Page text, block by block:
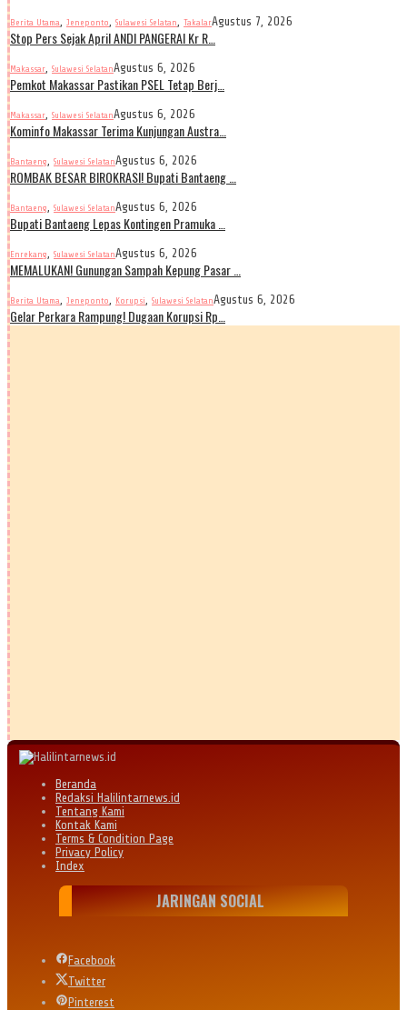
Berita Utama, Jeneponto, Sulawesi Selatan, TakalarAgustus 7, 2026
Stop Pers Sejak April ANDI PANGERAI Kr R…
Makassar, Sulawesi SelatanAgustus 6, 2026
Pemkot Makassar Pastikan PSEL Tetap Berj…
Makassar, Sulawesi SelatanAgustus 6, 2026
Kominfo Makassar Terima Kunjungan Austra…
Bantaeng, Sulawesi SelatanAgustus 6, 2026
ROMBAK BESAR BIROKRASI! Bupati Bantaeng …
Bantaeng, Sulawesi SelatanAgustus 6, 2026
Bupati Bantaeng Lepas Kontingen Pramuka …
Enrekang, Sulawesi SelatanAgustus 6, 2026
MEMALUKAN! Gunungan Sampah Kepung Pasar …
Berita Utama, Jeneponto, Korupsi, Sulawesi SelatanAgustus 6, 2026
Gelar Perkara Rampung! Dugaan Korupsi Rp…
Beranda
Redaksi Halilintarnews.id
Tentang Kami
Kontak Kami
Terms & Condition Page
Privacy Policy
Index
JARINGAN SOCIAL
Facebook
Twitter
Pinterest